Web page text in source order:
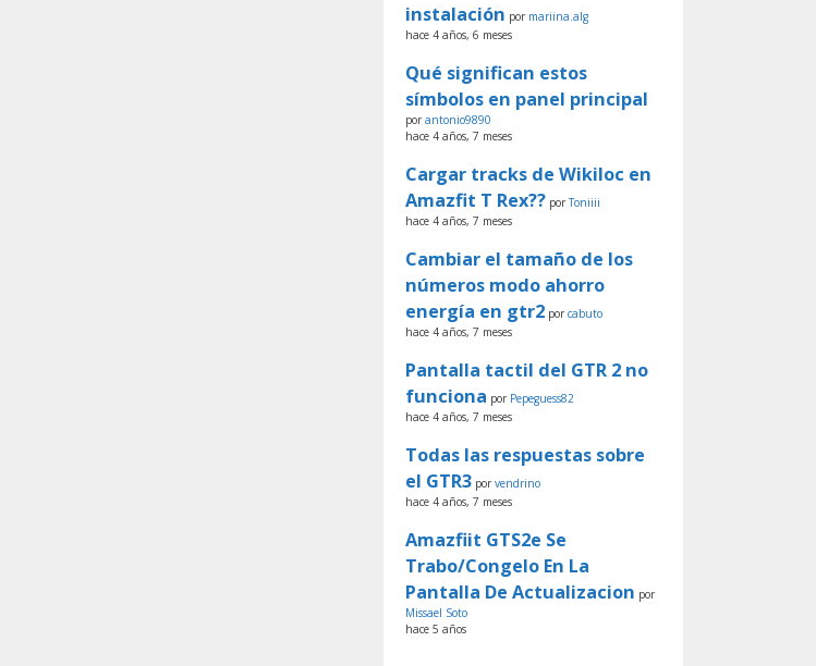
instalación por mariina.alg
hace 4 años, 6 meses
Qué significan estos
símbolos en panel principal
porantonio9890
hace 4 años, 7 meses
Cargar tracks de Wikiloc en
Amazfit T Rex?? porToniiii
hace 4 años, 7 meses
Cambiar el tamaño de los
números modo ahorro
energía en gtr2 porcabuto
hace 4 años, 7 meses
Pantalla tactil del GTR 2 no
funciona por Pepeguess82
hace 4 años, 7 meses
Todas las respuestas sobre
el GTR3 porvendrino
hace 4 años, 7 meses
Amazfiit GTS2e Se
Trabo/Congelo En La
Pantalla De Actualizacion por
Missael Soto
hace 5 años